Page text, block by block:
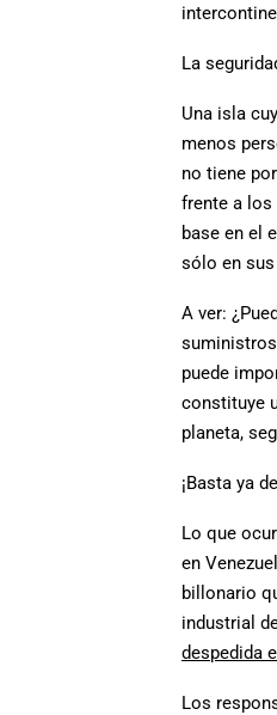
La
Una isla
menos
no tiene
frente a los
base en el
sólo en
A ver:
puede
constituye
planeta,
¡Basta ya
Lo que
en
billonario
industrial
despedida
Los